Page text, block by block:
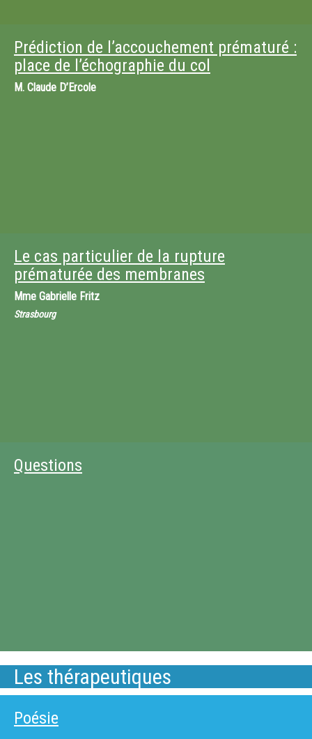
Prédiction de l’accouchement prématuré :
place de l’échographie du col
M. Claude D’Ercole
Le cas particulier de la rupture
prématurée des membranes
Mme Gabrielle Fritz
Strasbourg
Questions
Les thérapeutiques
Poésie